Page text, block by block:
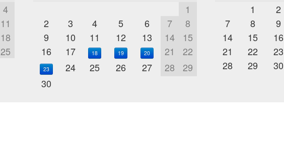
4
11
18
25
1
2
3 4 5 6 7
8
9
10 11 12 13 14
15
16
17 18 19 20 21 22
23 24 25 26 27 28
29
30
1 2
7
8 9
14
15 16
21
22 23
28
29 30